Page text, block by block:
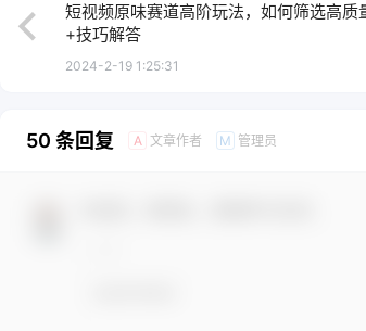
短视频原味赛道高阶玩法，如何筛选高质
+技巧解答
2024-2-19 1:25:31
50 条回复 A 文章作者 M 管理员